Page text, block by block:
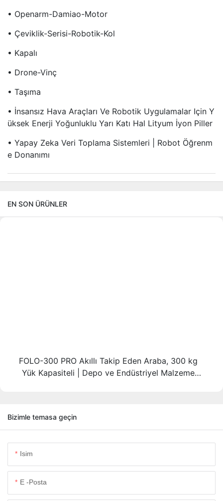
• Openarm-Damiao-Motor
• Çeviklik-Serisi-Robotik-Kol
• Kapalı
• Drone-Vinç
• Taşıma
• İnsansız Hava Araçları Ve Robotik Uygulamalar Için Y
Üksek Enerji Yoğunluklu Yarı Katı Hal Lityum İyon Piller
• Yapay Zeka Veri Toplama Sistemleri | Robot Öğrenm
E Donanımı
EN SON ÜRÜNLER
FOLO-300 PRO Akıllı Takip Eden Araba, 300 kg
Yük Kapasiteli | Depo ve Endüstriyel Malzeme
Bizimle temasa geçin
Isim
E -posta